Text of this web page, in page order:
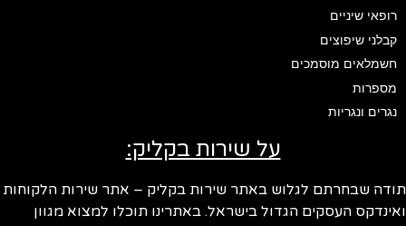
רופאי שיניים
קבלני שיפוצים
חשמלאים מוסמכים
מספרות
נגרים ונגריות
על שירות בקליק:
שבחרתם לגלוש באתר שירות בקליק – אתר שירות הלקוחות
העסקים הגדול בישראל. באתרינו תוכלו למצוא מגוון